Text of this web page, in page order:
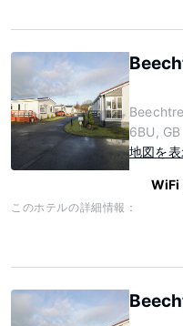
6BU, GB
地図を
WiFi
このホテルの詳細情報：